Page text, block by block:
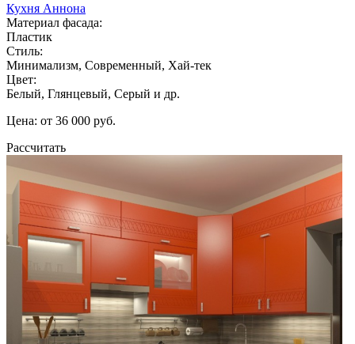
Кухня Аннона
Материал фасада:
Пластик
Стиль:
Минимализм, Современный, Хай-тек
Цвет:
Белый, Глянцевый, Серый и др.
Цена: от 36 000 руб.
Рассчитать